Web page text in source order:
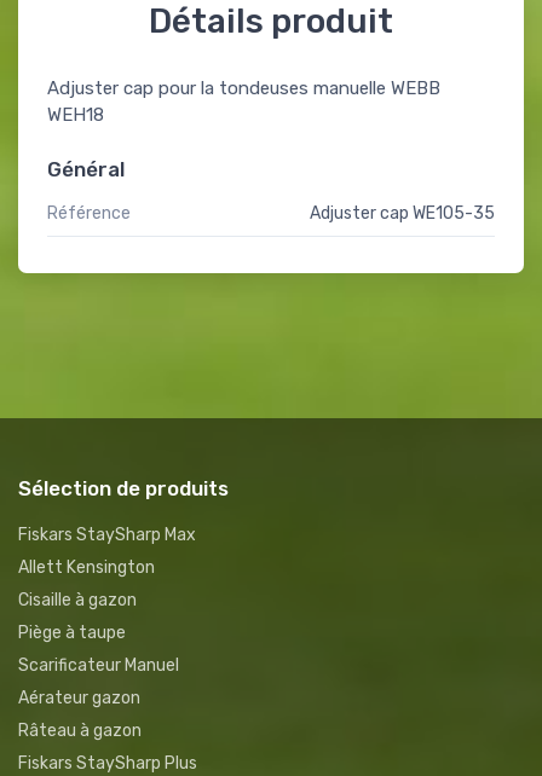
Détails produit
Adjuster cap pour la tondeuses manuelle WEBB
WEH18
Général
Référence Adjuster cap WE105-35
Sélection de produits
Fiskars StaySharp Max
Allett Kensington
Cisaille à gazon
Piège à taupe
Scarificateur Manuel
Aérateur gazon
Râteau à gazon
Fiskars StaySharp Plus